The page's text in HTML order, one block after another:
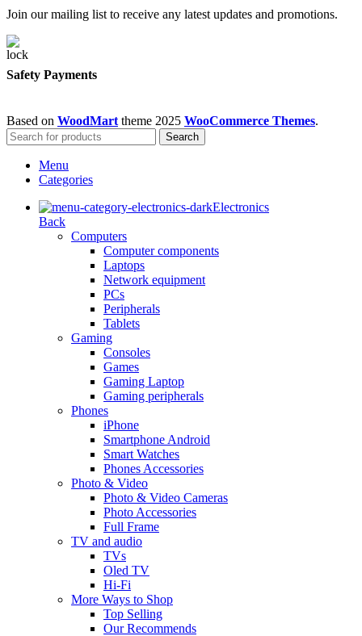
Join our mailing list to receive any latest updates and promotions.
Safety Payments
Based on WoodMart theme 2025 WooCommerce Themes.
Search
Menu
Categories
Electronics
Back
Computers
Computer components
Laptops
Network equipment
PCs
Peripherals
Tablets
Gaming
Consoles
Games
Gaming Laptop
Gaming peripherals
Phones
iPhone
Smartphone Android
Smart Watches
Phones Accessories
Photo & Video
Photo & Video Cameras
Photo Accessories
Full Frame
TV and audio
TVs
Oled TV
Hi-Fi
More Ways to Shop
Top Selling
Our Recommends